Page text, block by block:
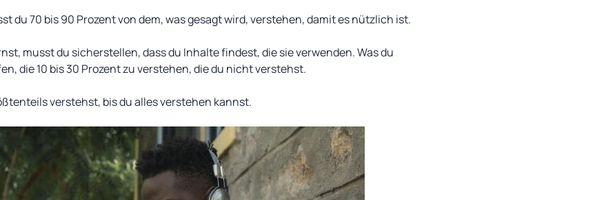
du 70 bis 90 Prozent von dem, was gesagt wird, verstehen, damit es nützlich ist.
musst du sicherstellen, dass du Inhalte findest, die sie verwenden. Was du
die 10 bis 30 Prozent zu verstehen, die du nicht verstehst.
verstehst, bis du alles verstehen kannst.